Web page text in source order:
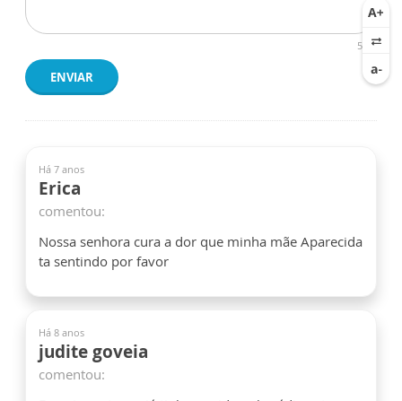
500
ENVIAR
Há 7 anos
Erica
comentou:
Nossa senhora cura a dor que minha mãe Aparecida
ta sentindo por favor
Há 8 anos
judite goveia
comentou: